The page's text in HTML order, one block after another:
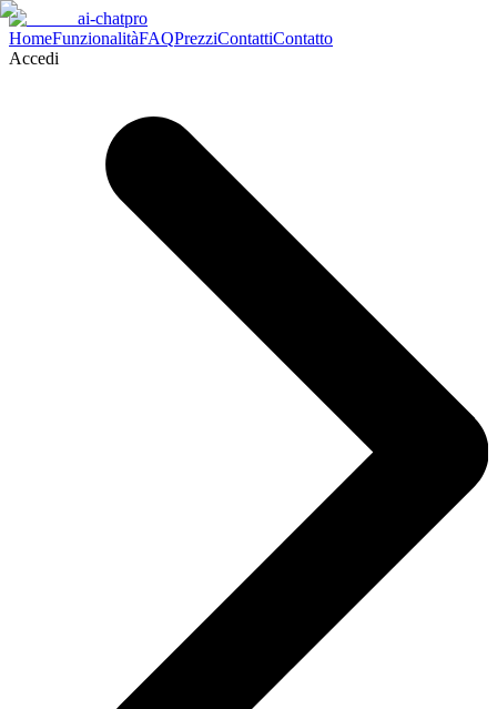
ai-chatpro
HomeFunzionalitàFAQPrezziContattiContatto
Accedi